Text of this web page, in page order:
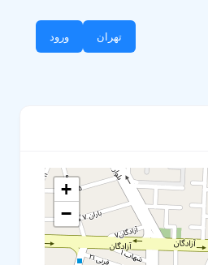
تهران ورود
+
−